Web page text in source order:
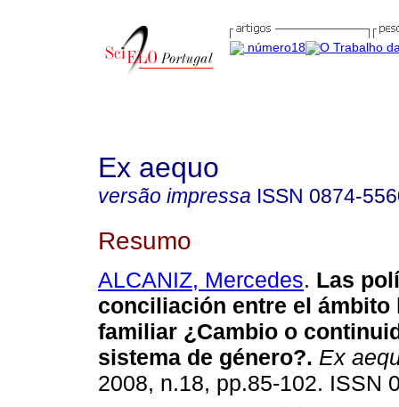
Ex aequo
versão impressa ISSN 0874-
Resumo
ALCANIZ, Mercedes. Las
conciliación entre el ámbito
familiar ¿Cambio o
sistema de género?. Ex
2008, n.18, pp.85-102. ISSN